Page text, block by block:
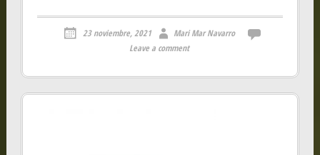
23 noviembre, 2021
Mari Mar Navarro
Leave a comment